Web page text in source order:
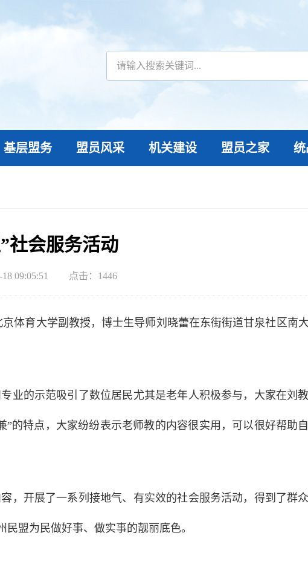
基层盟务 盟员风采 机关建设 盟员之家 统
社会服务活动
09:05:51 点击： 1446
体育大学副教授，博士生导师刘晓蕾在东街街道甘泉社区南
业的示范吸引了数位居民尤其是老年人积极参与，大家在刘
的特点，大家纷纷表示老师教的内容很实用，可以很好帮助
，开展了一系列接地气、有实效的社会服务活动，得到了群
盟为民做好事、做实事的靓丽底色。